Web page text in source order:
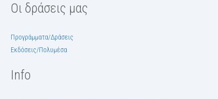
Οι δράσεις μας
Προγράμματα/Δράσεις
Εκδόσεις/Πολυμέσα
Info